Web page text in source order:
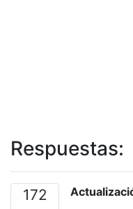
Respuestas:
172